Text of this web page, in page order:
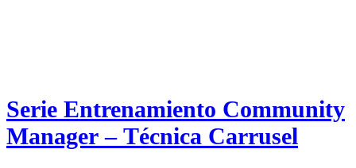
Serie Entrenamiento Community
Manager – Técnica Carrusel